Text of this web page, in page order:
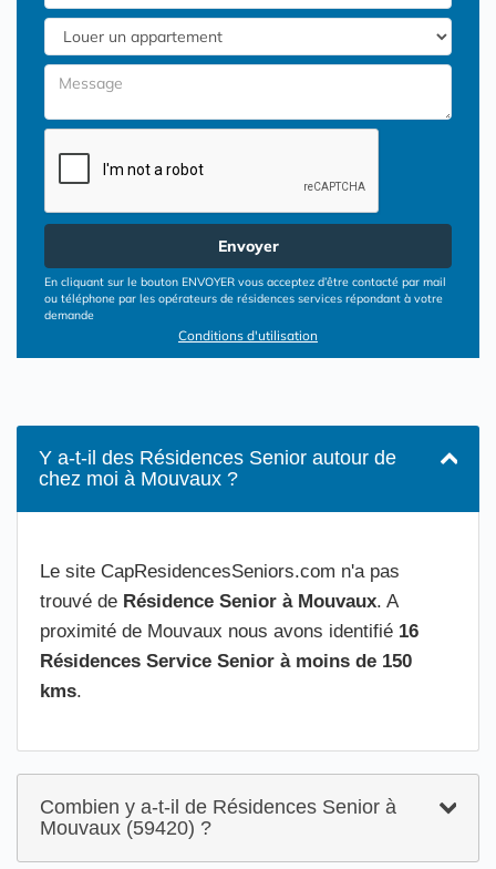
Envoyer
En cliquant sur le bouton ENVOYER vous acceptez d’être contacté par mail
ou téléphone par les opérateurs de résidences services répondant à votre
demande
Conditions d'utilisation
Y a-t-il des Résidences Senior autour de
chez moi à Mouvaux ?
Le site CapResidencesSeniors.com n'a pas
trouvé de Résidence Senior à Mouvaux. A
proximité de Mouvaux nous avons identifié 16
Résidences Service Senior à moins de 150
kms.
Combien y a-t-il de Résidences Senior à
Mouvaux (59420) ?